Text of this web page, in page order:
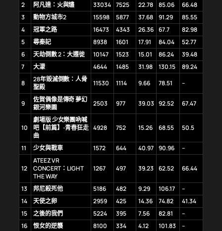
2
阿凡達：火與燼 33034 7525 22.78 85.06
66.48
3
動物方城市2 15598 5877 37.68 91.29
85.55
4
冠軍之路 16473 4343 26.36 67.7
82.98
5
尋秦記 8938 1601 17.91 84.04
52.77
6
天劫倒數 2：大遷徙 10147 1523 15.01 86.24
39.48
7
大濛 4644 1485 31.98 130.15
89.24
8
28年毀滅倒數：人骨
聖殿
11530 1114 9.66 78.51 –
9
佐賀偶像是傳奇 夢幻
銀河樂園
2503 977 39.03 92.52 67.47
10
劇場版 少女樂團吶喊
吧【前篇】-青春狂走
曲
4928 752 15.26 68.55 50.5
11 少女與戰車 1572 644 40.97 90.96 –
12
ATEEZ VR
CONCERT：LIGHT
THE WAY
1267 497 39.23 62.52 66.44
13 邦尼殺死他 5186 482 9.29 106.17
–
14
天使之卵 2959 425 14.36 74.82
41.34
15
之後的我們 5224 395 7.56 82.81
–
16
恨女的逆襲 8100 334 4.12 101.83
–